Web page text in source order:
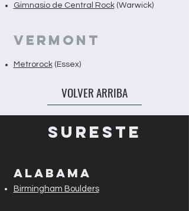
Gimnasio de Central Rock(Warwick)
VERMONT
Metrorock(Essex)
VOLVER ARRIBA
SURESTE
Alabama
Birmingham Boulders